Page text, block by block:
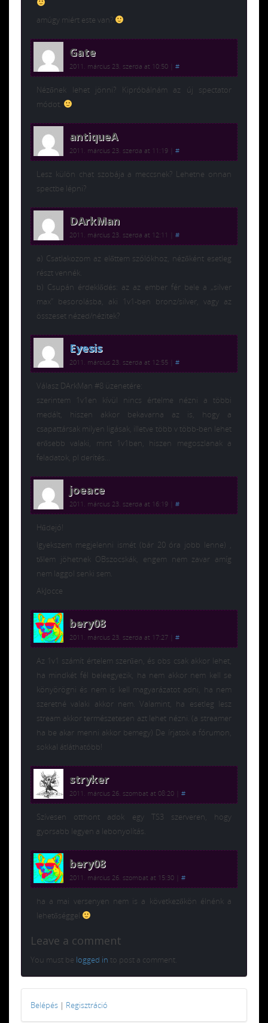
amúgy miért este van?
Gate
2011. március 23. szerda at 10:50 #
Nézőnek lehet jönni? Kipróbálnám az új spectator
módot.
antiqueA
2011. március 23. szerda at 11:19 #
Lesz külön chat szobája a meccsnek? Lehetne onnan
spectbe lépni?
DArkMan
2011. március 23. szerda at 12:11 #
a) Csatlakozom az előttem szólókhoz, nézőként esetleg
részt vennék.
b) Csupán érdeklődés: az az ember fér bele a „silver
max” besorolásba, aki 1v1-ben bronz/silver, vagy az
összeset nézed/nézitek?
Eyesis
2011. március 23. szerda at 12:55 #
Válasz DArkMan #8 üzenetére:
szerintem 1v1en kívül nincs értelme nézni a többi
medált, hiszen akkor bekavarna az is, hogy a
csapattársak milyen ligásak, illetve több v több-ben lehet
erősebb valaki, mint 1v1ben, hiszen megoszlanak a
feladatok, pl derítés…
joeace
2011. március 23. szerda at 16:19 #
Hűdejó!
Igyekszem megjelenni ismét (bár 20 óra jobb lenne) ,
tőlem jöhetnek OBszocskák, engem nem zavar amíg
nem laggol senki sem.
AkJocce
bery08
2011. március 23. szerda at 17:27 #
Az 1v1 számít értelem szerűen, és obs csak akkor lehet,
ha mindkét fél beleegyezik, ha nem akkor nem kell se
könyörögni és nem is kell magyarázatot adni, ha nem
szeretné valaki akkor nem. Valamint, ha esetleg lesz
stream akkor természetesen azt lehet nézni. (a streamer
ha be akar menni akkor bemegy) De írjatok a fórumon,
sokkal átláthatóbb!
stryker
2011. március 26. szombat at 08:20 #
Szívesen otthont adok egy TS3 szerveren, hogy
gyorsabb legyen a lebonyolítás.
bery08
2011. március 26. szombat at 15:30 #
ha a mai versenyen nem is a következőkön élnénk a
lehetőséggel
Leave a comment
You must be logged in to post a comment.
Belépés | Regisztráció